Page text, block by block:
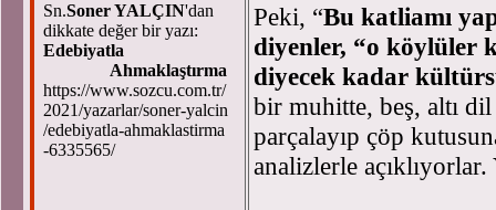
Sn.Soner YALÇIN'dan
dikkate değer bir yazı:
Edebiyatla
Ahmaklaştırma
https://www.sozcu.com.tr/
2021/yazarlar/soner-yalcin
/edebiyatla-ahmaklastirma
-6335565/
Peki, “Bu katliamı
diyenler, “o köylüler
diyecek kadar
bir muhitte, beş, altı dil
parçalayıp çöp
analizlerle açıklıyorlar.